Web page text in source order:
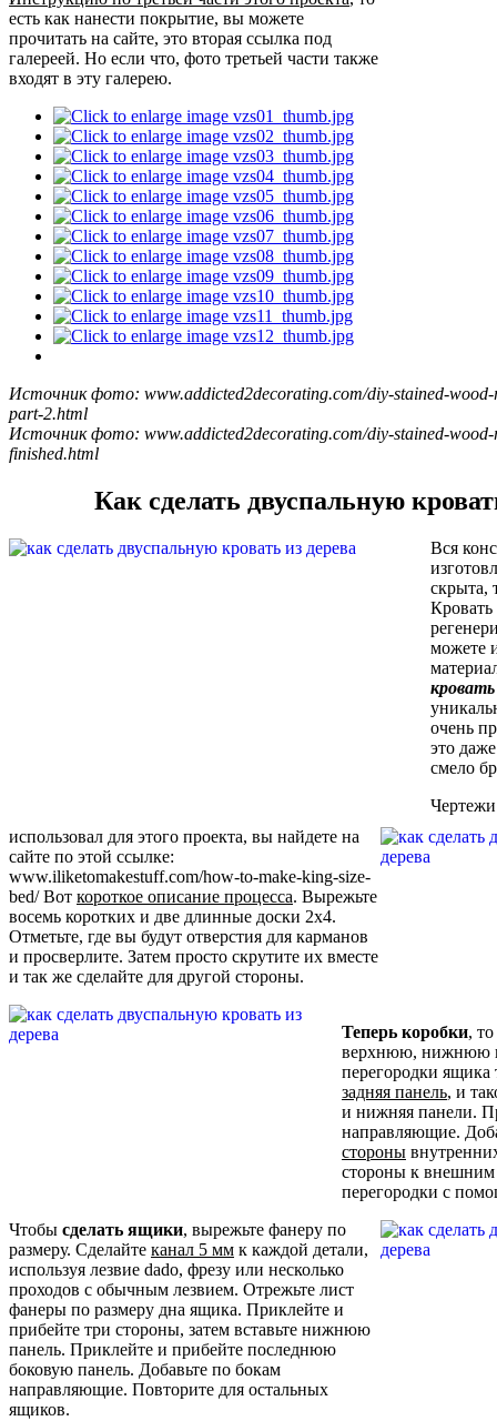
есть как нанести покрытие, вы можете
прочитать на сайте, это вторая ссылка под
галереей. Но если что, фото третьей части также
входят в эту галерею.
Источник фото: www.addicted2decorating.com/diy-stained-
part-2.html
Источник фото: www.addicted2decorating.com/diy-stained-
finished.html
Как сделать двуспальную
Вся
скрыта,
можете
кровать
очень
это
смело
Чертежи
использовал для этого проекта, вы найдете на
сайте по этой ссылке:
www.iliketomakestuff.com/how-to-make-king-size-
bed/ Вот короткое описание процесса. Вырежьте
восемь коротких и две длинные доски 2х4.
Отметьте, где вы будут отверстия для карманов
и просверлите. Затем просто скрутите их вместе
и так же сделайте для другой стороны.
Теперь коробки,
верхнюю, нижнюю
перегородки
задняя панель, и
и нижняя панели.
направляющие.
стороны
стороны к
перегородки с
Чтобы сделать ящики, вырежьте фанеру по
размеру. Сделайте канал 5 мм к каждой детали,
используя лезвие dado, фрезу или несколько
проходов с обычным лезвием. Отрежьте лист
фанеры по размеру дна ящика. Приклейте и
прибейте три стороны, затем вставьте нижнюю
панель. Приклейте и прибейте последнюю
боковую панель. Добавьте по бокам
направляющие. Повторите для остальных
ящиков.